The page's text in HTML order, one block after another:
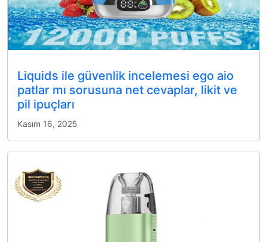
Liquids ile güvenlik incelemesi ego aio
patlar mı sorusuna net cevaplar, likit ve
pil ipuçları
Kasım 16, 2025